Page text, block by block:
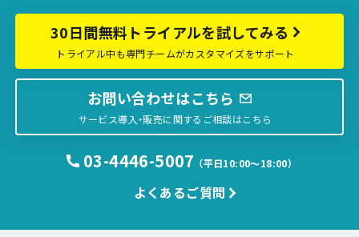
30日間無料トライアルを試してみる
トライアル中も専門チームがカスタマイズをサポート
お問い合わせはこちら
サービス導入・販売に関するご相談はこちら
03-4446-5007 （平日10:00〜18:00）
よくあるご質問